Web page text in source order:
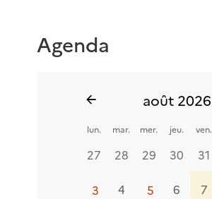
Agenda
août 2026
Voir
les
évènements
du
précédent
lun. mar. mer. jeu. ven.
27 28 29 30 31
3
3 4 5
5
5 6 7